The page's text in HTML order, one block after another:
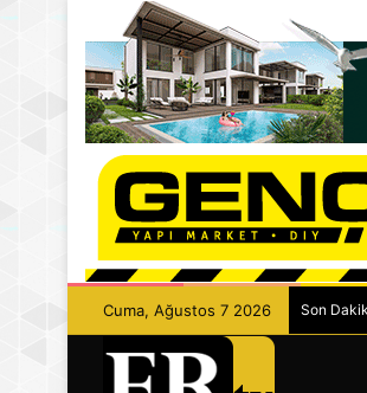
Cuma, Ağustos 7 2026 Son